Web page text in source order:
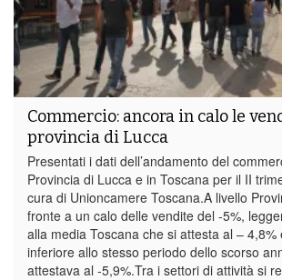
Commercio: ancora in calo le
provincia di Lucca
Presentati i dati dell’andamento del
Provincia di Lucca e in Toscana per il II
cura di Unioncamere Toscana.A livello
fronte a un calo delle vendite del -5%,
alla media Toscana che si attesta al –
inferiore allo stesso periodo dello scorso
attestava al -5,9%.Tra i settori di attività si